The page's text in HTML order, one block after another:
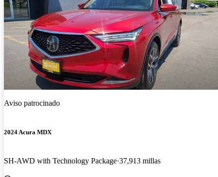
Aviso patrocinado
2024 Acura MDX
SH-AWD with Technology Package 37,913 millas